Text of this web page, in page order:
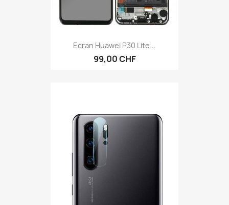
Ecran Huawei P30 Lite...
99,00 CHF